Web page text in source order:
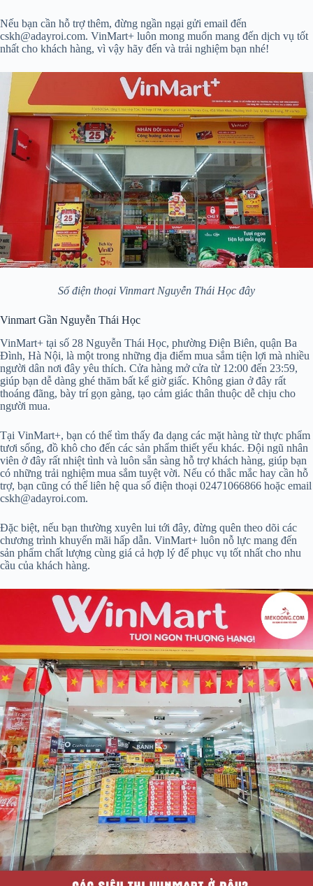
Nếu bạn cần hỗ trợ thêm, đừng ngần ngại gửi email đến
cskh@adayroi.com. VinMart+ luôn mong muốn mang đến dịch vụ tốt
nhất cho khách hàng, vì vậy hãy đến và trải nghiệm bạn nhé!
Số điện thoại Vinmart Nguyễn Thái Học đây
Vinmart Gần Nguyễn Thái Học
VinMart+ tại số 28 Nguyễn Thái Học, phường Điện Biên, quận Ba
Đình, Hà Nội, là một trong những địa điểm mua sắm tiện lợi mà nhiều
người dân nơi đây yêu thích. Cửa hàng mở cửa từ 12:00 đến 23:59,
giúp bạn dễ dàng ghé thăm bất kể giờ giấc. Không gian ở đây rất
thoáng đãng, bày trí gọn gàng, tạo cảm giác thân thuộc dễ chịu cho
người mua.
Tại VinMart+, bạn có thể tìm thấy đa dạng các mặt hàng từ thực phẩm
tươi sống, đồ khô cho đến các sản phẩm thiết yếu khác. Đội ngũ nhân
viên ở đây rất nhiệt tình và luôn sẵn sàng hỗ trợ khách hàng, giúp bạn
có những trải nghiệm mua sắm tuyệt vời. Nếu có thắc mắc hay cần hỗ
trợ, bạn cũng có thể liên hệ qua số điện thoại 02471066866 hoặc email
cskh@adayroi.com.
Đặc biệt, nếu bạn thường xuyên lui tới đây, đừng quên theo dõi các
chương trình khuyến mãi hấp dẫn. VinMart+ luôn nỗ lực mang đến
sản phẩm chất lượng cùng giá cả hợp lý để phục vụ tốt nhất cho nhu
cầu của khách hàng.